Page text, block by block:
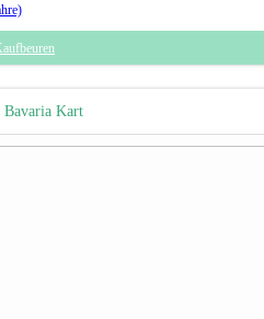
Bavaria Kart